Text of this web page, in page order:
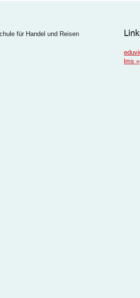
für Handel und Reisen
lms »